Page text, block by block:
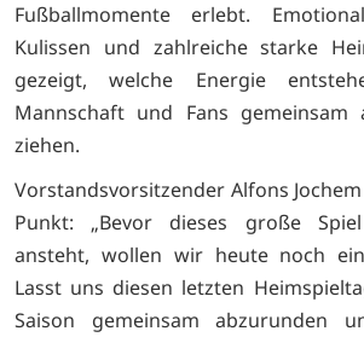
Fußballmomente erlebt.
Kulissen und zahlreiche starke
gezeigt, welche Energie
Mannschaft und Fans gemeinsam
ziehen.
Vorstandsvorsitzender Alfons
Punkt: „Bevor dieses große
ansteht, wollen wir heute noch
Lasst uns diesen letzten
Saison gemeinsam abzurunden